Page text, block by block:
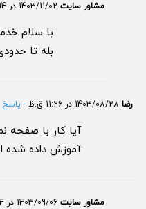
مشاور سایت
با سلام
بله تا
رضا - پاسخ
آیا کار با صفحه
آموزش داده
مشاور سایت